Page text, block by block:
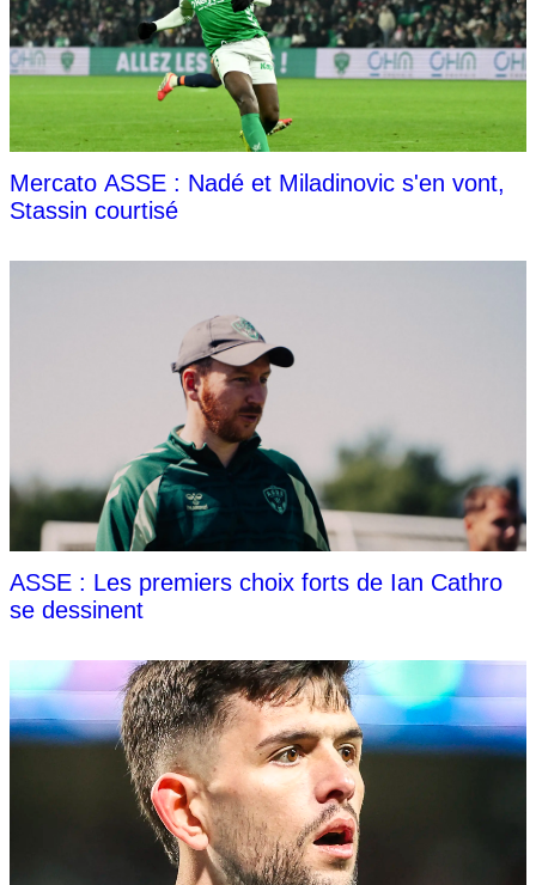
Mercato ASSE : Nadé et Miladinovic s'en vont,
Stassin courtisé
ASSE : Les premiers choix forts de Ian Cathro
se dessinent